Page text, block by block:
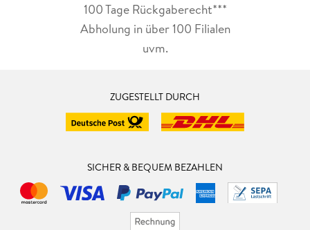
100 Tage Rückgaberecht***
Abholung in über 100 Filialen
uvm.
ZUGESTELLT DURCH
SICHER & BEQUEM BEZAHLEN